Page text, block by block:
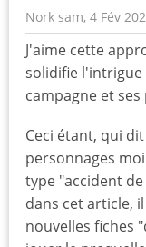
Nork sam, 4 Fév
J'aime cette
solidifie
campagne et
Ceci étant, qui
personnages
type "accident
dans cet article,
nouvelles fiches